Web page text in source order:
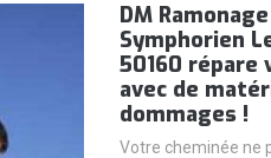
DM
Symphorien
50160 répare
avec de
dommages !
Votre cheminée ne